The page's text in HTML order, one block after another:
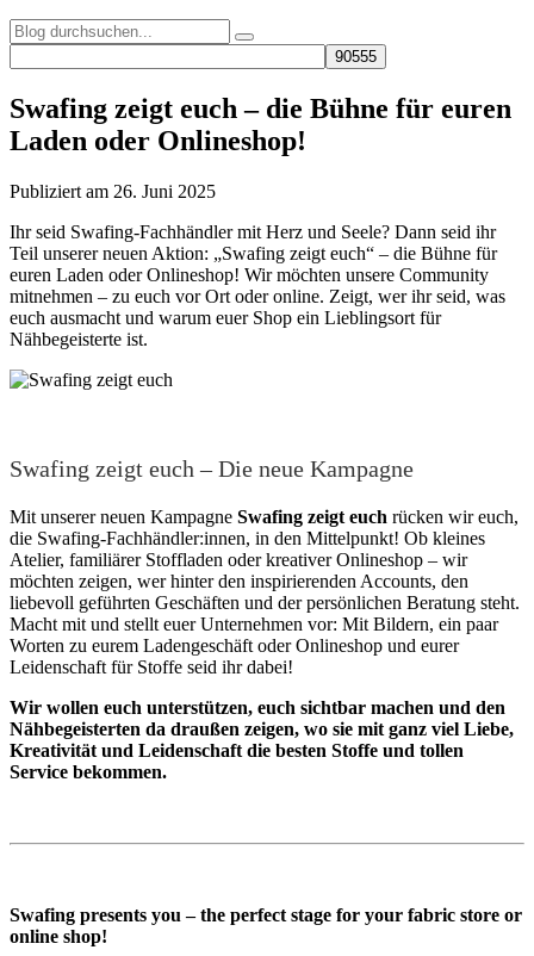
Swafing zeigt euch – die Bühne für euren
Laden oder Onlineshop!
Publiziert am 26. Juni 2025
Ihr seid Swafing-Fachhändler mit Herz und Seele? Dann seid ihr
Teil unserer neuen Aktion: „Swafing zeigt euch“ – die Bühne für
euren Laden oder Onlineshop! Wir möchten unsere Community
mitnehmen – zu euch vor Ort oder online. Zeigt, wer ihr seid, was
euch ausmacht und warum euer Shop ein Lieblingsort für
Nähbegeisterte ist.
Swafing zeigt euch – Die neue Kampagne
Mit unserer neuen Kampagne Swafing zeigt euch rücken wir euch,
die Swafing-Fachhändler:innen, in den Mittelpunkt! Ob kleines
Atelier, familiärer Stoffladen oder kreativer Onlineshop – wir
möchten zeigen, wer hinter den inspirierenden Accounts, den
liebevoll geführten Geschäften und der persönlichen Beratung steht.
Macht mit und stellt euer Unternehmen vor: Mit Bildern, ein paar
Worten zu eurem Ladengeschäft oder Onlineshop und eurer
Leidenschaft für Stoffe seid ihr dabei!
Wir wollen euch unterstützen, euch sichtbar machen und den
Nähbegeisterten da draußen zeigen, wo sie mit ganz viel Liebe,
Kreativität und Leidenschaft die besten Stoffe und tollen
Service bekommen.
Swafing presents you – the perfect stage for your fabric store or
online shop!